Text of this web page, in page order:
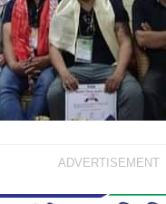
ADVERTISEMENT